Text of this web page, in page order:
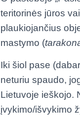
teritorinės jūros
plaukiojančius
mastymo (
Iki šiol pase
neturiu spaudo,
Lietuvoje ieškojo.
įvykimo/išvykimo